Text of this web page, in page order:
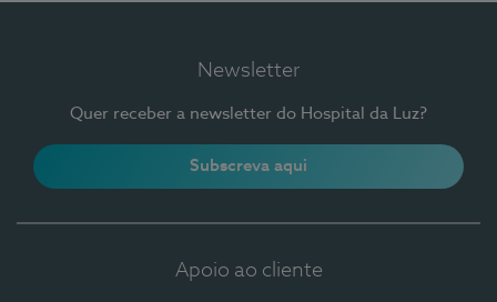
Newsletter
Quer receber a newsletter do Hospital da Luz?
Subscreva aqui
Apoio ao cliente